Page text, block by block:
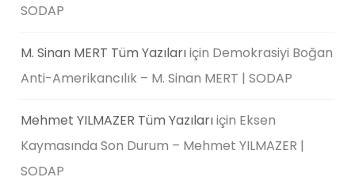
SODAP
M. Sinan MERT Tüm Yazılarıiçin Demokrasiyi Boğan
Anti-Amerikancılık – M. Sinan MERT | SODAP
Mehmet YILMAZER Tüm Yazılarıiçin Eksen
Kaymasında Son Durum – Mehmet YILMAZER |
SODAP